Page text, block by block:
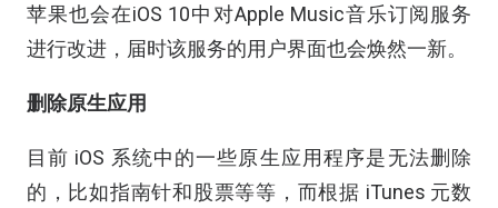
苹果也会在iOS 10中对Apple Music音乐订阅服务
进行改进，届时该服务的用户界面也会焕然一新。
删除原生应用
目前 iOS 系统中的一些原生应用程序是无法删除
的，比如指南针和股票等等，而根据 iTunes 元数